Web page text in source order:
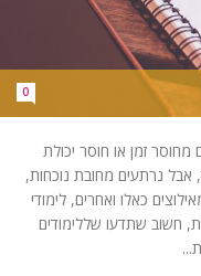
0
מחוסר זמן או חוסר יכולת
נרתעים מחובת נוכחות,
כאלו ואחרים, לימודי
חשוב שתדעו שללימודים